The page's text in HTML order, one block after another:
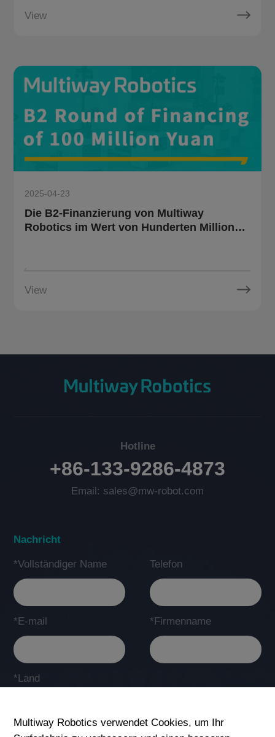
View
2025-04-23
Die B2-Finanzierung von Multiway
Robotics im Wert von Hunderten Millionen
View
Hotline
+86-133-9286-4873
Email: sales@mw-robot.com
Nachricht
*Vollständiger Name Telefon
*E-mail *Firmenname
*Land
Multiway Robotics verwendet Cookies, um Ihr